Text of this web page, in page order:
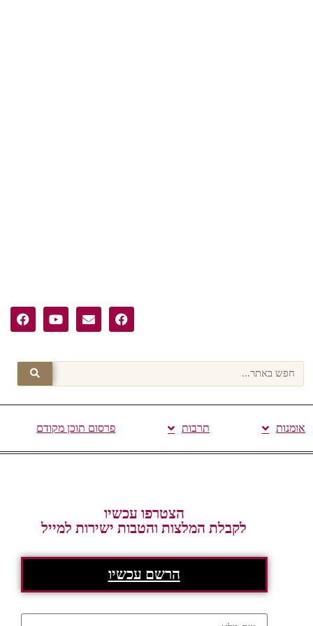
אומנות תרבות פרסום תוכן מקודם
הצטרפו עכשיו
לקבלת המלצות והטבות ישירות למייל
הרשם עכשיו